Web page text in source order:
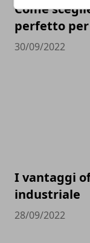
Come
perfetto
30/09/2022
I vantaggi
industriale
28/09/2022